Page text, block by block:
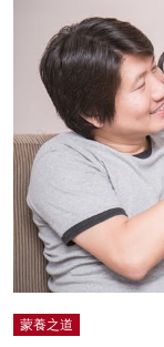
蒙養之道